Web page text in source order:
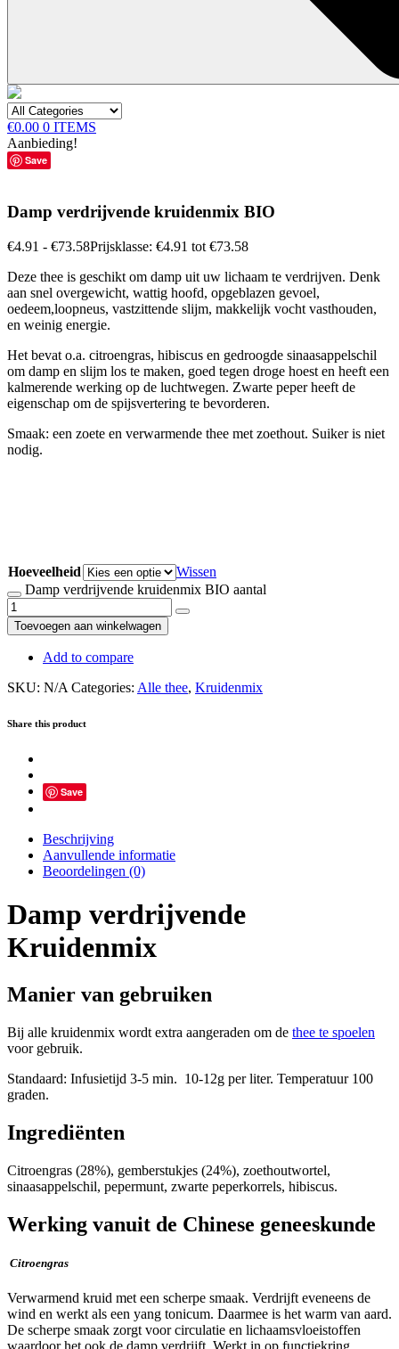
€0.00 0 ITEMS
Aanbieding!
Save
Damp verdrijvende kruidenmix BIO
€4.91 - €73.58Prijsklasse: €4.91 tot €73.58
Deze thee is geschikt om damp uit uw lichaam te verdrijven. Denk
aan snel overgewicht, wattig hoofd, opgeblazen gevoel,
oedeem,loopneus, vastzittende slijm, makkelijk vocht vasthouden,
en weinig energie.
Het bevat o.a. citroengras, hibiscus en gedroogde sinaasappelschil
om damp en slijm los te maken, goed tegen droge hoest en heeft een
kalmerende werking op de luchtwegen. Zwarte peper heeft de
eigenschap om de spijsvertering te bevorderen.
Smaak: een zoete en verwarmende thee met zoethout. Suiker is niet
nodig.
Hoeveelheid
Wissen
Damp verdrijvende kruidenmix BIO aantal
Toevoegen aan winkelwagen
Add to compare
SKU: N/A Categories: Alle thee, Kruidenmix
Share this product
Save
Beschrijving
Aanvullende informatie
Beoordelingen (0)
Damp verdrijvende
Kruidenmix
Manier van gebruiken
Bij alle kruidenmix wordt extra aangeraden om de thee te spoelen
voor gebruik.
Standaard: Infusietijd 3-5 min. 10-12g per liter. Temperatuur 100
graden.
Ingrediënten
Citroengras (28%), gemberstukjes (24%), zoethoutwortel,
sinaasappelschil, pepermunt, zwarte peperkorrels, hibiscus.
Werking vanuit de Chinese geneeskunde
Citroengras
Verwarmend kruid met een scherpe smaak. Verdrijft eveneens de
wind en werkt als een yang tonicum. Daarmee is het warm van aard.
De scherpe smaak zorgt voor circulatie en lichaamsvloeistoffen